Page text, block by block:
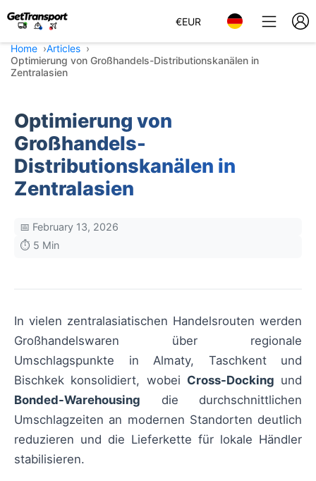
€EUR
Home
Articles
Optimierung von Großhandels-Distributionskanälen in
Zentralasien
Optimierung von
Großhandels-
Distributionskanälen in
Zentralasien
📅 February 13, 2026
⏱️ 5 Min
In vielen zentralasiatischen Handelsrouten werden
Großhandelswaren über regionale
Umschlagspunkte in Almaty, Taschkent und
Bischkek konsolidiert, wobei Cross-Docking und
Bonded-Warehousing die durchschnittlichen
Umschlagzeiten an modernen Standorten deutlich
reduzieren und die Lieferkette für lokale Händler
stabilisieren.